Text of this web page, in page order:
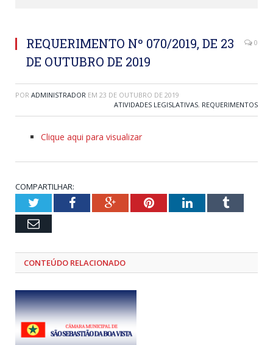
REQUERIMENTO Nº 070/2019, DE 23
DE OUTUBRO DE 2019
0
POR ADMINISTRADOR EM 23 DE OUTUBRO DE 2019
ATIVIDADES LEGISLATIVAS, REQUERIMENTOS
Clique aqui para visualizar
COMPARTILHAR:
TwitterFacebookGoogle+PinterestLinkedInTumblr
Email
CONTEÚDO RELACIONADO